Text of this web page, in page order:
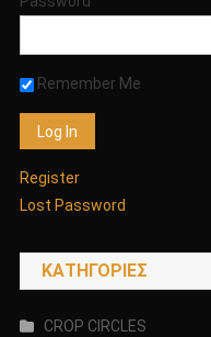
Remember Me
Register
Lost Password
KΑΤΗΓΟΡΊΕΣ
CROP CIRCLES